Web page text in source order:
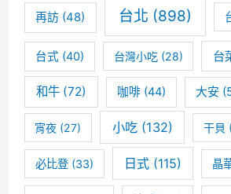
再訪 (48) 台北 (898)
台式 (40) 台灣小吃(28) 台
和牛(72) 咖啡(44) 大安
宵夜 (27) 小吃(132) 干貝
必比登(33) 日式 (115) 晶